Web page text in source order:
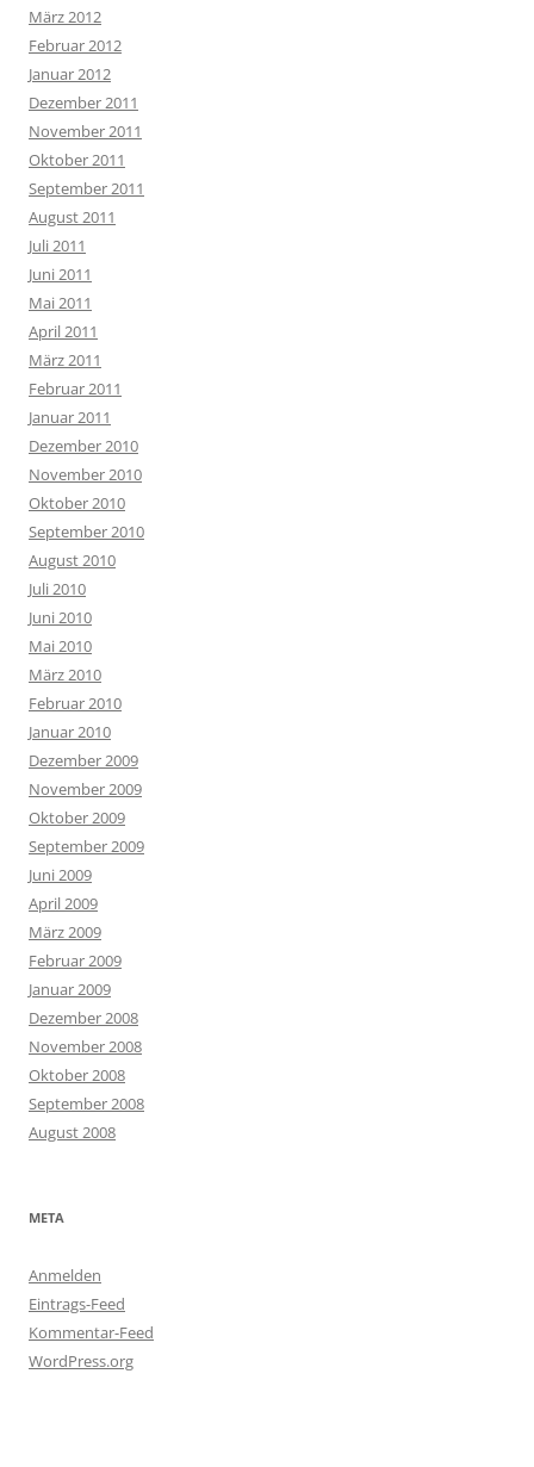
März 2012
Februar 2012
Januar 2012
Dezember 2011
November 2011
Oktober 2011
September 2011
August 2011
Juli 2011
Juni 2011
Mai 2011
April 2011
März 2011
Februar 2011
Januar 2011
Dezember 2010
November 2010
Oktober 2010
September 2010
August 2010
Juli 2010
Juni 2010
Mai 2010
März 2010
Februar 2010
Januar 2010
Dezember 2009
November 2009
Oktober 2009
September 2009
Juni 2009
April 2009
März 2009
Februar 2009
Januar 2009
Dezember 2008
November 2008
Oktober 2008
September 2008
August 2008
META
Anmelden
Eintrags-Feed
Kommentar-Feed
WordPress.org